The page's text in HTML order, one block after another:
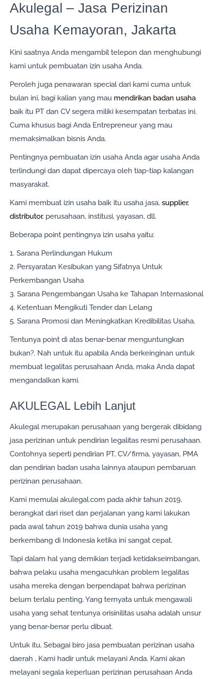
Akulegal – Jasa Perizinan
Usaha Kemayoran, Jakarta
Kini saatnya Anda mengambil telepon dan menghubungi
kami untuk pembuatan izin usaha Anda.
Peroleh juga penawaran special dari kami cuma untuk
bulan ini, bagi kalian yang mau mendirikan badan usaha
baik itu PT dan CV segera miliki kesempatan terbatas ini.
Cuma khusus bagi Anda Entrepreneur yang mau
memaksimalkan bisnis Anda.
Pentingnya pembuatan izin usaha Anda agar usaha Anda
terlindungi dan dapat dipercaya oleh tiap-tiap kalangan
masyarakat.
Kami membuat izin usaha baik itu usaha jasa, supplier,
distributor, perusahaan, institusi, yayasan, dll.
Beberapa point pentingnya izin usaha yaitu:
1. Sarana Perlindungan Hukum
2. Persyaratan Kesibukan yang Sifatnya Untuk
Perkembangan Usaha
3. Sarana Pengembangan Usaha ke Tahapan Internasional
4. Ketentuan Mengikuti Tender dan Lelang
5. Sarana Promosi dan Meningkatkan Kredibilitas Usaha.
Tentunya point di atas benar-benar menguntungkan
bukan?. Nah untuk itu apabila Anda berkeinginan untuk
membuat legalitas perusahaan Anda, maka Anda dapat
mengandalkan kami.
AKULEGAL Lebih Lanjut
Akulegal merupakan perusahaan yang bergerak dibidang
jasa perizinan untuk pendirian legalitas resmi perusahaan.
Contohnya seperti pendirian PT, CV/firma, yayasan, PMA
dan pendirian badan usaha lainnya ataupun pembaruan
perizinan perusahaan.
Kami memulai akulegal.com pada akhir tahun 2019,
berangkat dari riset dan perjalanan yang kami lakukan
pada awal tahun 2019 bahwa dunia usaha yang
berkembang di Indonesia ketika ini sangat cepat.
Tapi dalam hal yang demikian terjadi ketidakseimbangan,
bahwa pelaku usaha mengacuhkan problem legalitas
usaha mereka dengan berpendapat bahwa perizinan
belum terlalu penting. Yang ternyata untuk mengawali
usaha yang sehat tentunya orisinilitas usaha adalah unsur
yang benar-benar perlu dibuat.
Untuk itu, Sebagai biro jasa pembuatan perizinan usaha
daerah , Kami hadir untuk melayani Anda. Kami akan
melayani segala keperluan perizinan perusahaan Anda